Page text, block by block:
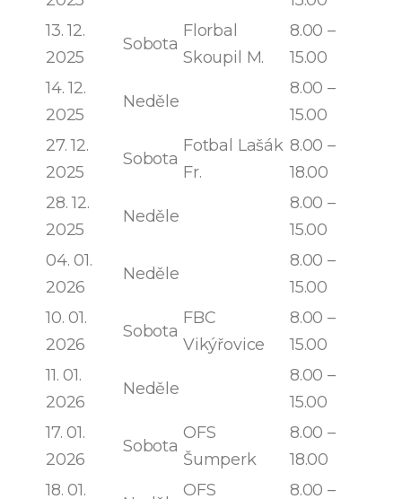
13. 12.
2025
Sobota
Florbal
Skoupil M.
8.00 –
15.00
14. 12.
2025
Neděle
8.00 –
15.00
27. 12.
2025
Sobota
Fotbal Lašák
Fr.
8.00 –
18.00
28. 12.
2025
Neděle
8.00 –
15.00
04. 01.
2026
Neděle
8.00 –
15.00
10. 01.
2026
Sobota
FBC
Vikýřovice
8.00 –
15.00
11. 01.
2026
Neděle
8.00 –
15.00
17. 01.
2026
Sobota
OFS
Šumperk
8.00 –
18.00
18. 01.
OFS
8.00 –